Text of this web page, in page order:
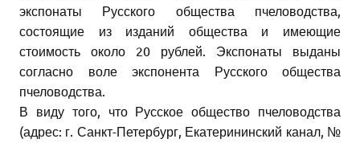
экспонаты Русского общества пчеловодства,
состоящие из изданий общества и имеющие
стоимость около 20 рублей. Экспонаты выданы
согласно воле экспонента Русского общества
пчеловодства.
В виду того, что Русское общество пчеловодства
(адрес: г. Санкт-Петербург, Екатерининский канал, №